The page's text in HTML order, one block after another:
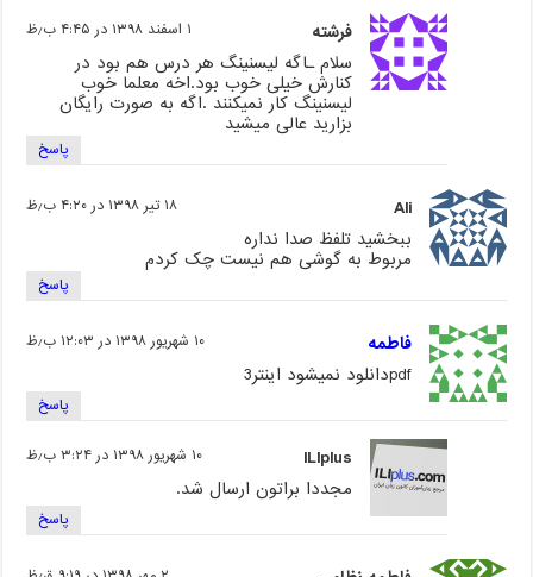
فرشته ۱ اسفند ۱۳۹۸ در ۴:۴۵ ب٫ظ
سلام ـاگه لیسنینگ هر درس هم بود در
کنارش خیلی خوب بود.اخه معلما خوب
لیسنینگ کار نمیکنند .اگه به صورت رایگان
بزارید عالی میشید
پاسخ
Ali ۱۸ تیر ۱۳۹۸ در ۴:۲۰ ب٫ظ
ببخشید تلفظ صدا نداره
مربوط به گوشی هم نیست چک کردم
پاسخ
فاطمه ۱۰ شهریور ۱۳۹۸ در ۱۲:۰۳ ب٫ظ
pdfدانلود نمیشود اینتر3
پاسخ
ILIplus ۱۰ شهریور ۱۳۹۸ در ۳:۲۴ ب٫ظ
مجددا براتون ارسال شد.
پاسخ